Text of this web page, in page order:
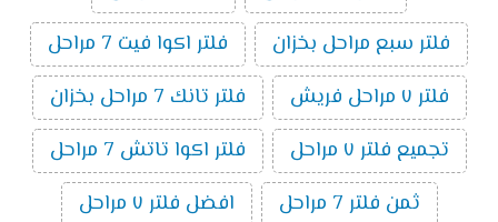
فلتر سبع مراحل بخزان
فلتر اكوا فيت 7 مراحل
فلتر ٧ مراحل فريش
فلتر تانك 7 مراحل بخزان
تجميع فلتر ٧ مراحل
فلتر اكوا تاتش 7 مراحل
ثمن فلتر 7 مراحل
افضل فلتر ٧ مراحل